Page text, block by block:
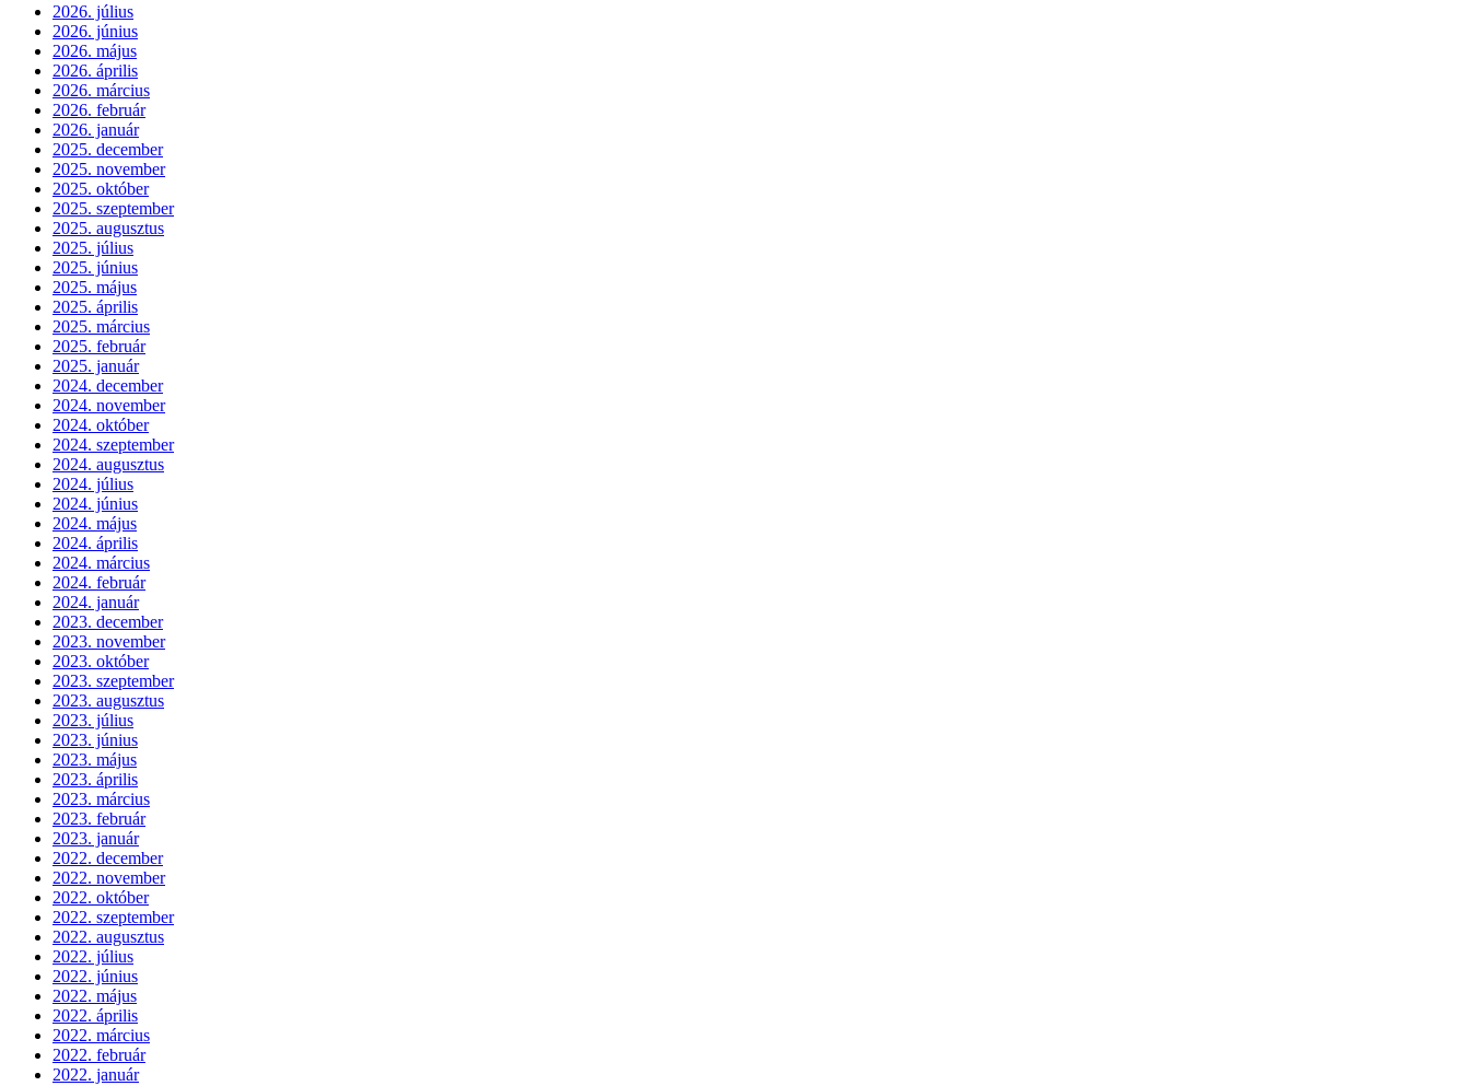
2026. július
2026. június
2026. május
2026. április
2026. március
2026. február
2026. január
2025. december
2025. november
2025. október
2025. szeptember
2025. augusztus
2025. július
2025. június
2025. május
2025. április
2025. március
2025. február
2025. január
2024. december
2024. november
2024. október
2024. szeptember
2024. augusztus
2024. július
2024. június
2024. május
2024. április
2024. március
2024. február
2024. január
2023. december
2023. november
2023. október
2023. szeptember
2023. augusztus
2023. július
2023. június
2023. május
2023. április
2023. március
2023. február
2023. január
2022. december
2022. november
2022. október
2022. szeptember
2022. augusztus
2022. július
2022. június
2022. május
2022. április
2022. március
2022. február
2022. január